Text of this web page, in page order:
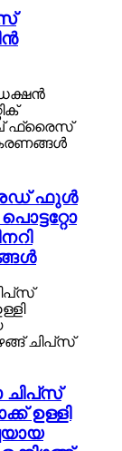
ഫുൾ
ചിപ്‌സ്
ഉള്ളി